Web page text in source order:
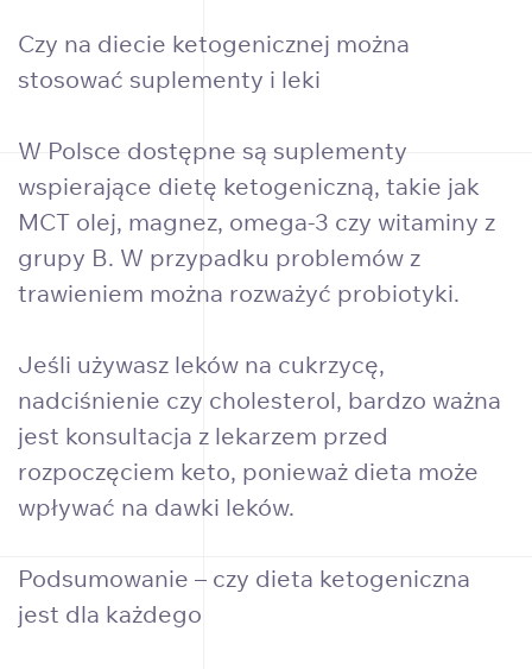
Czy na diecie ketogenicznej można
stosować suplementy i leki
W Polsce dostępne są suplementy
wspierające dietę ketogeniczną, takie jak
MCT olej, magnez, omega-3 czy witaminy z
grupy B. W przypadku problemów z
trawieniem można rozważyć probiotyki.
Jeśli używasz leków na cukrzycę,
nadciśnienie czy cholesterol, bardzo ważna
jest konsultacja z lekarzem przed
rozpoczęciem keto, ponieważ dieta może
wpływać na dawki leków.
Podsumowanie – czy dieta ketogeniczna
jest dla każdego